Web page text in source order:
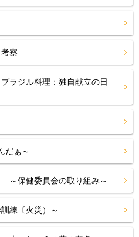
察
ジル料理：独自献立の日
だぁ～
健委員会の取り組み～
〔火災）～